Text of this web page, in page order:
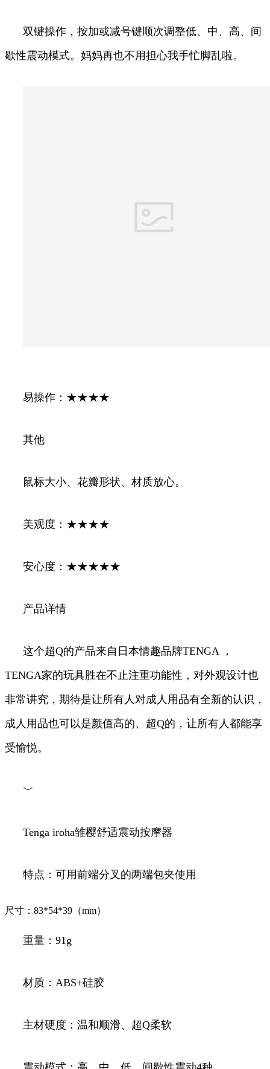
双键操作，按加或减号键顺次调整低、中、高、间
歇性震动模式。妈妈再也不用担心我手忙脚乱啦。
易操作：★★★★
其他
鼠标大小、花瓣形状、材质放心。
美观度：★★★★
安心度：★★★★★
产品详情
这个超Q的产品来自日本情趣品牌TENGA ，
TENGA家的玩具胜在不止注重功能性，对外观设计也
非常讲究，期待是让所有人对成人用品有全新的认识，
成人用品也可以是颜值高的、超Q的，让所有人都能享
受愉悦。
﹀
Tenga iroha雏樱舒适震动按摩器
特点：可用前端分叉的两端包夹使用
尺寸：83*54*39（mm）
重量：91g
材质：ABS+硅胶
主材硬度：温和顺滑、超Q柔软